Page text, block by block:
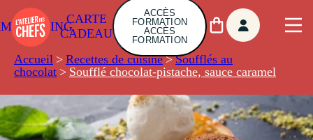
CARTE
CADEAU
ACCÈS
FORMATION
ACCÈS
FORMATION
Accueil > Recettes de cuisine > Soufflés au
chocolat > Soufflé chocolat-pistache, sauce caramel